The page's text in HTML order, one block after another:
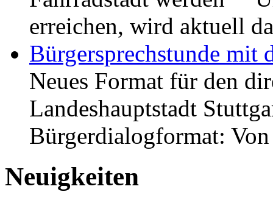
erreichen, wird aktuell
Bürgersprechstunde mit
Neues Format für den
Landeshauptstadt
Bürgerdialogformat:
Neuigkeiten